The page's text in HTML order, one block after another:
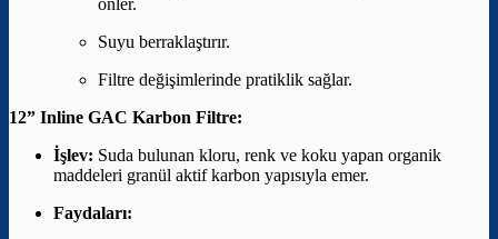
Suyu berraklaştırır.
Filtre değişimlerinde pratiklik sağlar.
12” Inline GAC Karbon Filtre:
İşlev: Suda bulunan kloru, renk ve koku yapan organik
maddeleri granül aktif karbon yapısıyla emer.
Faydaları: